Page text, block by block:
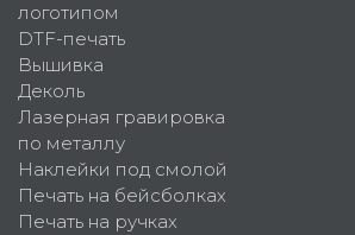
логотипом
DTF-печать
Вышивка
Деколь
Лазерная гравировка
по металлу
Наклейки под смолой
Печать на бейсболках
Печать на ручках